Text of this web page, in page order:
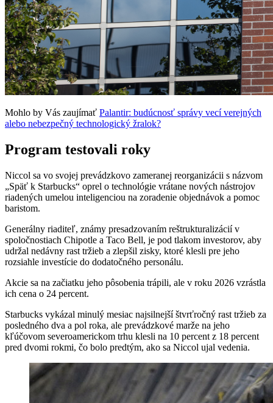
Mohlo by Vás zaujímať Palantir: budúcnosť správy vecí verejných
alebo nebezpečný technologický žralok?
Program testovali roky
Niccol sa vo svojej prevádzkovo zameranej reorganizácii s názvom
„Späť k Starbucks“ oprel o technológie vrátane nových nástrojov
riadených umelou inteligenciou na zoradenie objednávok a pomoc
baristom.
Generálny riaditeľ, známy presadzovaním reštrukturalizácií v
spoločnostiach Chipotle a Taco Bell, je pod tlakom investorov, aby
udržal nedávny rast tržieb a zlepšil zisky, ktoré klesli pre jeho
rozsiahle investície do dodatočného personálu.
Akcie sa na začiatku jeho pôsobenia trápili, ale v roku 2026 vzrástla
ich cena o 24 percent.
Starbucks vykázal minulý mesiac najsilnejší štvrťročný rast tržieb za
posledného dva a pol roka, ale prevádzkové marže na jeho
kľúčovom severoamerickom trhu klesli na 10 percent z 18 percent
pred dvomi rokmi, čo bolo predtým, ako sa Niccol ujal vedenia.